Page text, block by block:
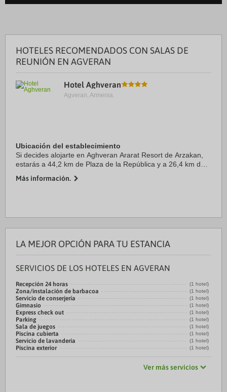
HOTELES RECOMENDADOS CON SALAS DE
REUNIÓN EN AGVERAN
Hotel Aghveran
Agveran, Armenia.
Ubicación del establecimiento
Si decides alojarte en Aghveran Ararat Resort de Arzakan,
estarás a 44,2 km de Plaza de la República y a 26,4 km de
se encuentra a 31,9 km de ...
Más información.
LA MEJOR OPCIÓN PARA TU ESTANCIA
SERVICIOS DE LOS HOTELES EN AGVERAN
Recepción 24 horas (1 hotel)
Zona/instalación de barbacoa (1 hotel)
Servicio de conserjería (1 hotel)
Gimnasio (1 hotel)
Express check out (1 hotel)
Parking (1 hotel)
Sala de juegos (1 hotel)
Piscina cubierta (1 hotel)
Servicio de lavandería (1 hotel)
Piscina exterior (1 hotel)
Ver más servicios